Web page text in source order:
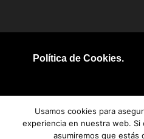
Política de Cookies.
Usamos cookies para
experiencia en nuestra web.
asumiremos que estás